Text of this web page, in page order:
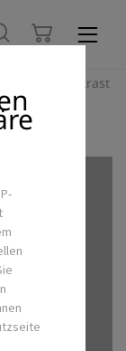
Hoher Kontrast